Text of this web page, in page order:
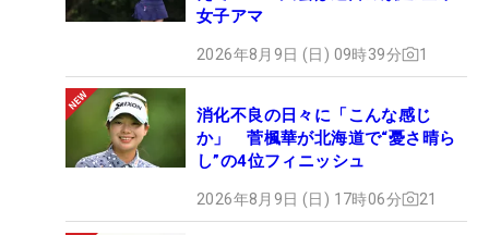
女子アマ
2026年8月9日 (日) 09時39分 1
消化不良の日々に「こんな感じ
か」 菅楓華が北海道で“憂さ晴ら
し”の4位フィニッシュ
2026年8月9日 (日) 17時06分 21